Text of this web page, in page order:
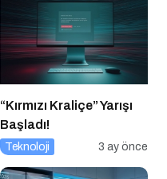
“Kırmızı Kraliçe” Yarışı
Başladı!
Teknoloji 3 ay önce